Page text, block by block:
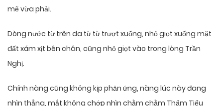
mẽ vừa phải.
Dòng nước từ trên da từ từ trượt xuống, nhỏ giọt xuống mặt
đất xám xịt bên chân, cũng nhỏ giọt vào trong lòng Trần
Nghị.
Chính nàng cũng không kịp phản ứng, nàng lúc này đang
nhìn thẳng, mắt không chớp nhìn chằm chằm Thẩm Tiểu